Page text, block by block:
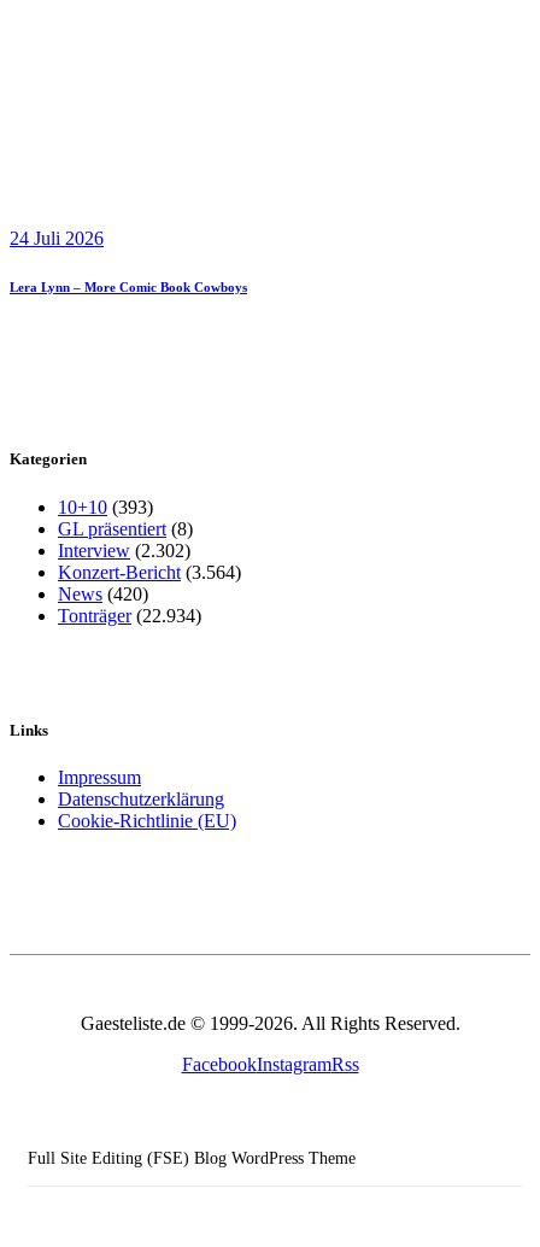
24 Juli 2026
Lera Lynn – More Comic Book Cowboys
Kategorien
10+10 (393)
GL präsentiert (8)
Interview (2.302)
Konzert-Bericht (3.564)
News (420)
Tonträger(22.934)
Links
Impressum
Datenschutzerklärung
Cookie-Richtlinie (EU)
Gaesteliste.de © 1999-2026. All Rights Reserved.
FacebookInstagramRss
Full Site Editing (FSE) Blog WordPress Theme